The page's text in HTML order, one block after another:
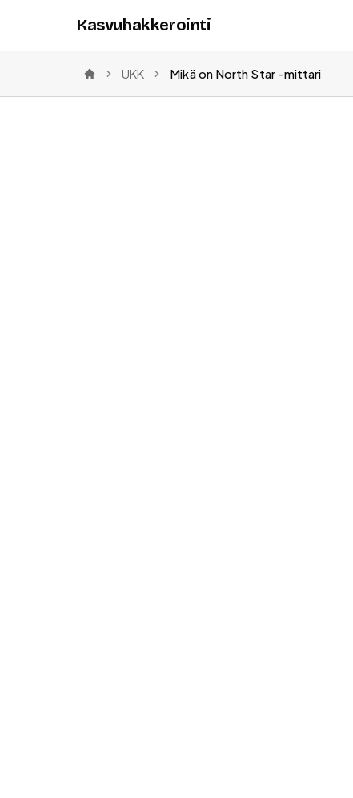
Kasvuhakkerointi
Etusivu
UKK Mikä on North Star -mittari